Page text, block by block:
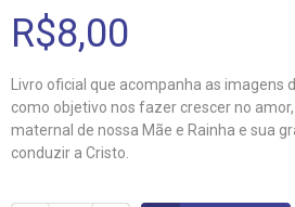
R$8,00
Livro oficial que acompanha as imagens
como objetivo nos fazer crescer no
maternal de nossa Mãe e Rainha e sua
conduzir a Cristo.